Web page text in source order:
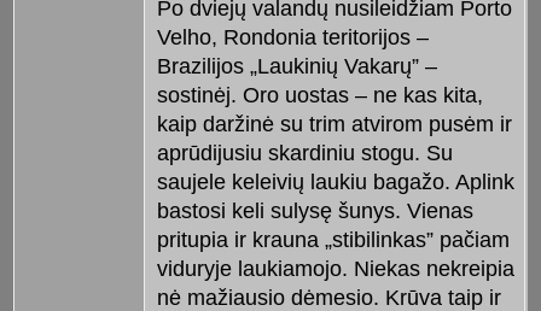
Po dviejų valandų nusileidžiam Porto
Velho, Rondonia teritorijos –
Brazilijos „Laukinių Vakarų” –
sostinėj. Oro uostas – ne kas kita,
kaip daržinė su trim atvirom pusėm ir
aprūdijusiu skardiniu stogu. Su
saujele keleivių laukiu bagažo. Aplink
bastosi keli sulysę šunys. Vienas
pritupia ir krauna „stibilinkas” pačiam
viduryje laukiamojo. Niekas nekreipia
nė mažiausio dėmesio. Krūva taip ir